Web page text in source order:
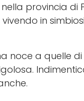
provincia di
in
noce a quelle